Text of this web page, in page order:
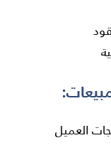
العميل